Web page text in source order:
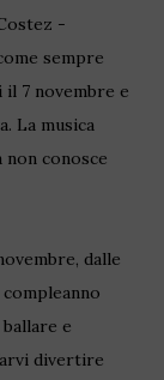
-
sempre
7 novembre e
La musica
non conosce
dalle
e
divertire